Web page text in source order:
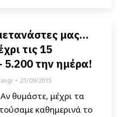
μας…
τις 15
5.200 την ημέρα!
21/09/2015
θυμάστε, μέχρι τα
καθημερινά το